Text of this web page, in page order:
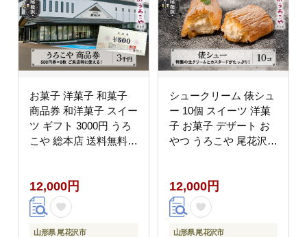
お菓子 洋菓子 和菓子
商品券 和洋菓子 スイー
ツ ギフト 3000円 うろ
こや 総本店 送料無料
12,000円
山形県 尾花沢市
シュークリーム 俵シュ
ー 10個 スイーツ 洋菓
子 お菓子 デザート お
やつ うろこや 尾花沢
12,000円
山形県 尾花沢市